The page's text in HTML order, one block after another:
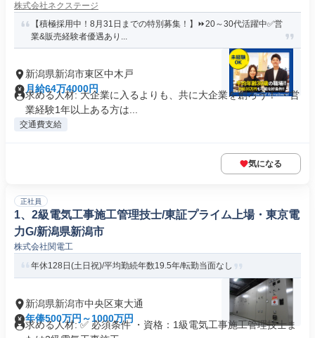
株式会社ネクステージ
【積極採用中！8月31日までの特別募集！】⏩️20～30代活躍中✅営
業&販売経験者優遇あり...
新潟県新潟市東区中木戸
月給64万4000円
求める人材: 大企業に入るよりも、共に大企業を創ろう！ ・営
業経験1年以上ある方は...
交通費支給
気になる
正社員
1、2級電気工事施工管理技士/東証プライム上場・東京電
力G/新潟県新潟市
株式会社関電工
年休128日(土日祝)/平均勤続年数19.5年/転勤当面なし
新潟県新潟市中央区東大通
年俸500万円～1000万円
求める人材: ✅ 必須条件 ・資格：1級電気工事施工管理技士ま